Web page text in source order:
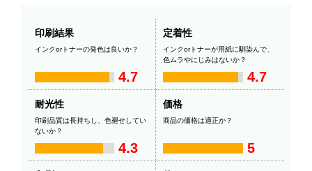
印刷結果
インクorトナーの発色は良いか？
4.7
定着性
インクorトナーが用紙に馴染んで、
色ムラやにじみはないか？
4.7
耐光性
印刷品質は長持ちし、色褪せしてい
ないか？
4.3
価格
商品の価格は適正か？
5